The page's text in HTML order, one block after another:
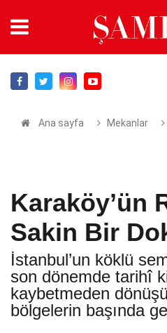
Ana sayfa Mekanlar
Karaköy’ün
Sakin Bir
İstanbul’un köklü
son dönemde tarihî
kaybetmeden
bölgelerin başında